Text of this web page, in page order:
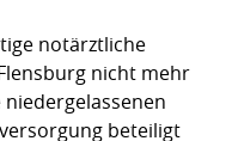
notärztliche
nicht mehr
beteiligt